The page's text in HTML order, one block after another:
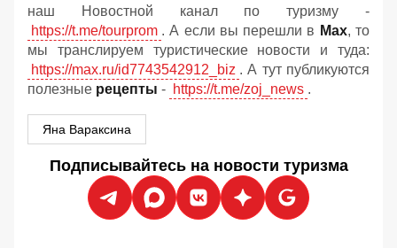
наш Новостной канал по туризму -
https://t.me/tourprom . А если вы перешли в Мах, то
мы транслируем туристические новости и туда:
https://max.ru/id7743542912_biz . А тут публикуются
полезные рецепты - https://t.me/zoj_news .
Яна Вараксина
Подписывайтесь на новости туризма